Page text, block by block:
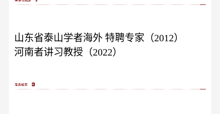
山东省泰山学者海外 特聘专家（2012）
河南者讲习教授（2022）